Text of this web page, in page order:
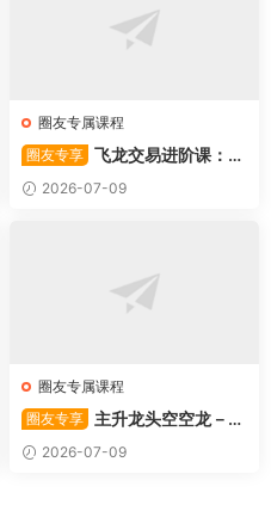
圈友专属课程
圈友专享 飞龙交易进阶课：共
振战法
2026-07-09
圈友专属课程
圈友专享
主升龙头空空龙－竞
价抢筹盘口的量化公式与十几
年的体系干货，全篇2026061
2026-07-09